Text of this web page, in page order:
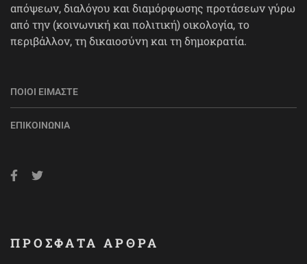
απόψεων, διαλόγου και διαμόρφωσης προτάσεων γύρω
από την (κοινωνική και πολιτική) οικολογία, το
περιβάλλον, τη δικαιοσύνη και τη δημοκρατία.
ΠΟΙΟΙ ΕΊΜΑΣΤΕ
ΕΠΙΚΟΙΝΩΝΊΑ
ΠΡΟΣΦΑΤΑ ΑΡΘΡΑ